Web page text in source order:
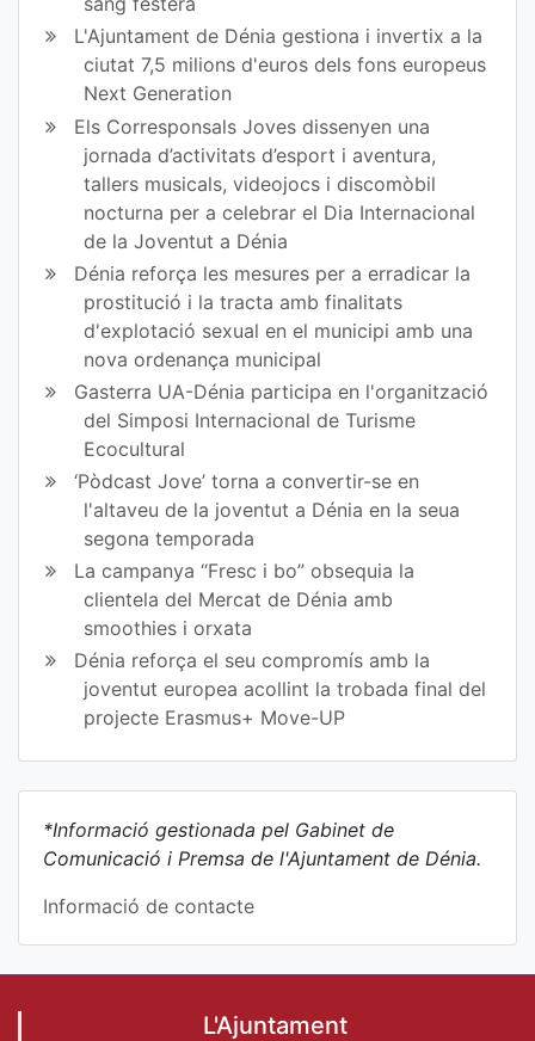
L'Ajuntament de Dénia gestiona i invertix a la
ciutat 7,5 milions d'euros dels fons europeus
Next Generation
Els Corresponsals Joves dissenyen una
jornada d’activitats d’esport i aventura,
tallers musicals, videojocs i discomòbil
nocturna per a celebrar el Dia Internacional
de la Joventut a Dénia
Dénia reforça les mesures per a erradicar la
prostitució i la tracta amb finalitats
d'explotació sexual en el municipi amb una
nova ordenança municipal
Gasterra UA-Dénia participa en l'organització
del Simposi Internacional de Turisme
Ecocultural
‘Pòdcast Jove’ torna a convertir-se en
l'altaveu de la joventut a Dénia en la seua
segona temporada
La campanya “Fresc i bo” obsequia la
clientela del Mercat de Dénia amb
smoothies i orxata
Dénia reforça el seu compromís amb la
joventut europea acollint la trobada final del
projecte Erasmus+ Move-UP
*Informació gestionada pel Gabinet de
Comunicació i Premsa de l'Ajuntament de Dénia.
Informació de contacte
L'Ajuntament